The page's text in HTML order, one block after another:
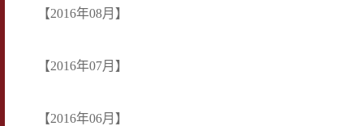
【2016年08月】
【2016年07月】
【2016年06月】